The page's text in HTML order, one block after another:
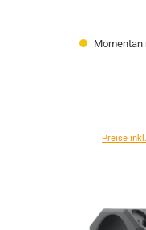
Momentan
Preise